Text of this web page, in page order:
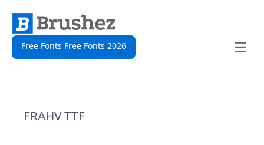
Free Fonts Free Fonts 2026
Open
FRAHV TTF